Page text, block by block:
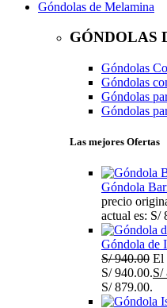
Góndolas de Melamina
GÓNDOLAS
Góndolas
Góndolas
Góndolas
Góndolas
Las mejores Ofertas
Góndola
precio
actual es: S/
Góndola de
S/940.00 El
S/ 940.00.S/
S/ 879.00.